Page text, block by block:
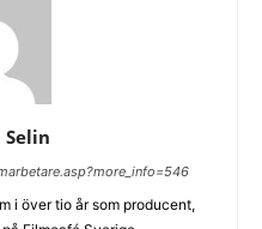
Selin
i över tio år som producent,